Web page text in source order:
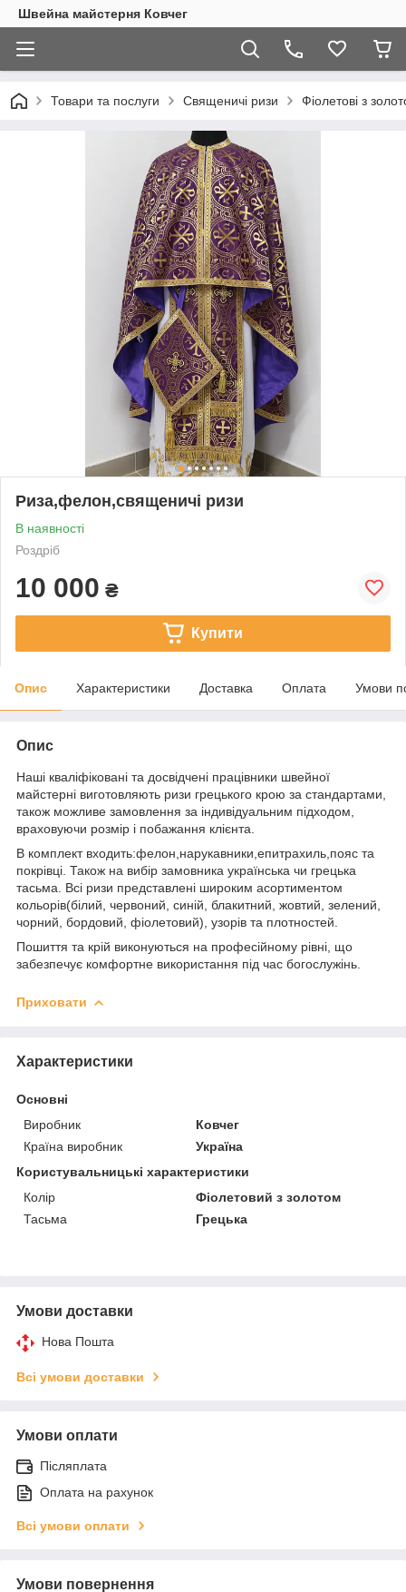
Швейна майстерня Ковчег
Товари та послуги Священичі ризи Фіолетові з
Риза,фелон,священичі ризи
В наявності
Роздріб
10 000 ₴
Купити
Опис Характеристики Доставка Оплата Умови
Опис
Наші кваліфіковані та досвідчені працівники швейної
майстерні виготовляють ризи грецького крою за стандартами,
також можливе замовлення за індивідуальним підходом,
враховуючи розмір і побажання клієнта.
В комплект входить:фелон,нарукавники,епитрахиль,пояс та
покрівці. Також на вибір замовника українська чи грецька
тасьма. Всі ризи представлені широким асортиментом
кольорів(білий, червоний, синій, блакитний, жовтий, зелений,
чорний, бордовий, фіолетовий), узорів та плотностей.
Пошиття та крій виконуються на професійному рівні, що
забезпечує комфортне використання під час богослужінь.
Приховати
Характеристики
Основні
Виробник
Ковчег
Країна виробник
Україна
Користувальницькі характеристики
Колір
Фіолетовий з золотом
Тасьма
Грецька
Умови доставки
Нова Пошта
Всі умови доставки
Умови оплати
Післяплата
Оплата на рахунок
Всі умови оплати
Умови повернення